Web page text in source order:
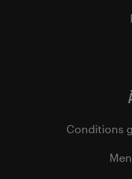
Conditions